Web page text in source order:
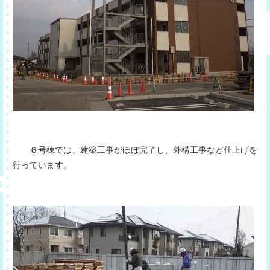
６号棟では、建築工事がほぼ完了し、外構工事など仕上げを
行っています。